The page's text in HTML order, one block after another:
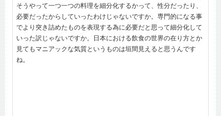
そうやって一つ一つの料理を細分化するかって、性分だったり、
必要だったからしていったわけじゃないですか。専門的になる事
でより突き詰めたものを表現する為に必要だと思って細分化して
いった訳じゃないですか。日本における飲食の世界の在り方とか
見てもマニアックな気質というものは垣間見えると思うんです
ね。